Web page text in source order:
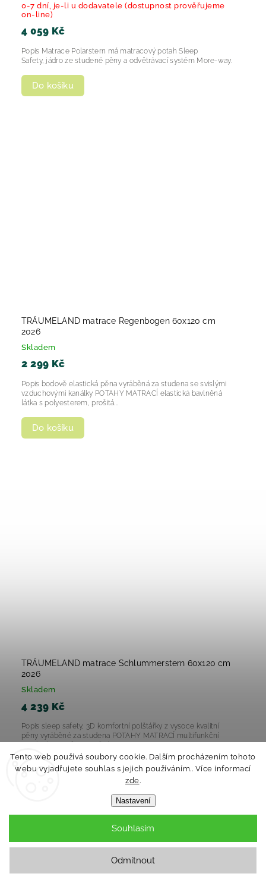
Tento web používá soubory cookie. Dalším procházením tohoto
webu vyjadřujete souhlas s jejich používáním.. Více informací
zde.
Nastavení
Odmítnout
Souhlasím
0-7 dní, je-li u dodavatele (dostupnost prověřujeme
on-line)
4 059 Kč
Do košíku
Popis Matrace Polarstern má matracový potah Sleep
Safety, jádro ze studené pěny a odvětrávací systém More-way.
TRÄUMELAND matrace Regenbogen 60x120 cm
2026
Skladem
2 299 Kč
Do košíku
Popis bodově elastická pěna vyráběná za studena se svislými
vzduchovými kanálky POTAHY MATRACÍ elastická bavlněná
látka s polyesterem, prošitá...
TRÄUMELAND matrace Schlummerstern 60x120 cm
2026
Skladem
4 239 Kč
Do košíku
Popis sleep safety, 3D komfortní polštářky z vysoce kvalitní
pěny vyráběné za studena POTAHY MATRACÍ multifunkční